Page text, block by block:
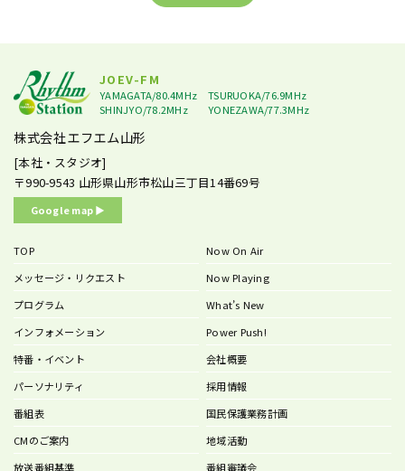
JOEV-FM
YAMAGATA/80.4MHz
TSURUOKA/76.9MHz
SHINJYO/78.2MHz
YONEZAWA/77.3MHz
株式会社エフエム山形
[本社・スタジオ]
〒990-9543 山形県山形市松山三丁目14番69号
Google map ▶︎
TOP
メッセージ・リクエスト
プログラム
インフォメーション
特番・イベント
パーソナリティ
番組表
CMのご案内
Now On Air
Now Playing
What’s New
Power Push!
会社概要
採用情報
国民保護業務計画
地域活動
放送番組基準
番組審議会